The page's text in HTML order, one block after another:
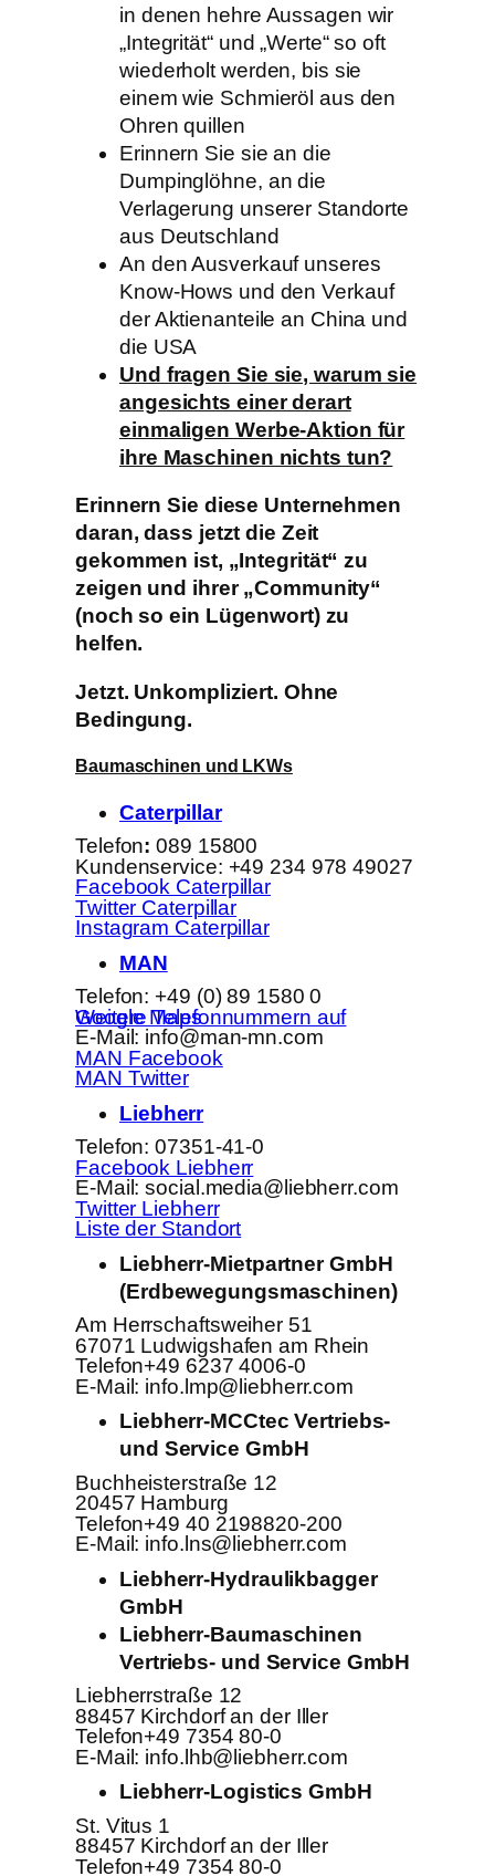
in denen hehre Aussagen wir
„Integrität“ und „Werte“ so oft
wiederholt werden, bis sie
einem wie Schmieröl aus den
Ohren quillen
Erinnern Sie sie an die
Dumpinglöhne, an die
Verlagerung unserer Standorte
aus Deutschland
An den Ausverkauf unseres
Know-Hows und den Verkauf
der Aktienanteile an China und
die USA
Und fragen Sie sie, warum sie
angesichts einer derart
einmaligen Werbe-Aktion für
ihre Maschinen nichts tun?
Erinnern Sie diese Unternehmen
daran, dass jetzt die Zeit
gekommen ist, „Integrität“ zu
zeigen und ihrer „Community“
(noch so ein Lügenwort) zu
helfen.
Jetzt. Unkompliziert. Ohne
Bedingung.
Baumaschinen und LKWs
Caterpillar
Telefon:089 15800
Kundenservice: +49 234 978 49027
Facebook Caterpillar
Twitter Caterpillar
Instagram Caterpillar
MAN
Telefon: +49 (0) 89 1580 0
Weitere Telefonnummern auf Google Maps
E-Mail: info@man-mn.com
MAN Facebook
MAN Twitter
Liebherr
Telefon: 07351-41-0
Facebook Liebherr
E-Mail: social.media@liebherr.com
Twitter Liebherr
Liste der Standort
Liebherr-Mietpartner GmbH
(Erdbewegungsmaschinen)
Am Herrschaftsweiher 51
67071 Ludwigshafen am Rhein
Telefon+49 6237 4006-0
E-Mail: info.lmp@liebherr.com
Liebherr-MCCtec Vertriebs-
und Service GmbH
Buchheisterstraße 12
20457 Hamburg
Telefon+49 40 2198820-200
E-Mail: info.lns@liebherr.com
Liebherr-Hydraulikbagger
GmbH
Liebherr-Baumaschinen
Vertriebs- und Service GmbH
Liebherrstraße 12
88457 Kirchdorf an der Iller
Telefon+49 7354 80-0
E-Mail: info.lhb@liebherr.com
Liebherr-Logistics GmbH
St. Vitus 1
88457 Kirchdorf an der Iller
Telefon+49 7354 80-0